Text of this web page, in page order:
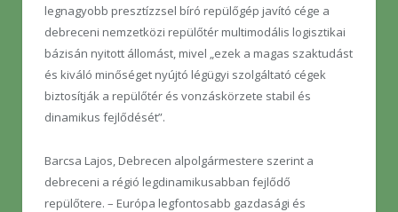
legnagyobb presztízzsel bíró repülőgép javító cége a
debreceni nemzetközi repülőtér multimodális logisztikai
bázisán nyitott állomást, mivel „ezek a magas szaktudást
és kiváló minőséget nyújtó légügyi szolgáltató cégek
biztosítják a repülőtér és vonzáskörzete stabil és
dinamikus fejlődését”.
Barcsa Lajos, Debrecen alpolgármestere szerint a
debreceni a régió legdinamikusabban fejlődő
repülőtere. – Európa legfontosabb gazdasági és